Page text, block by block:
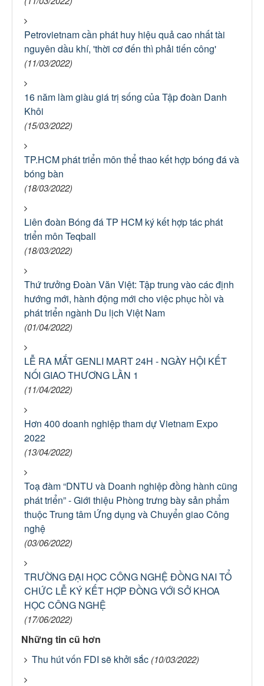
Petrovietnam cần phát huy hiệu quả cao nhất tài
nguyên dầu khí, 'thời cơ đến thì phải tiến công'
(11/03/2022)
16 năm làm giàu giá trị sống của Tập đoàn Danh
Khôi
(15/03/2022)
TP.HCM phát triển môn thể thao kết hợp bóng đá và
bóng bàn
(18/03/2022)
Liên đoàn Bóng đá TP HCM ký kết hợp tác phát
triển môn Teqball
(18/03/2022)
Thứ trưởng Đoàn Văn Việt: Tập trung vào các định
hướng mới, hành động mới cho việc phục hồi và
phát triển ngành Du lịch Việt Nam
(01/04/2022)
LỄ RA MẮT GENLI MART 24H - NGÀY HỘI KẾT
NỐI GIAO THƯƠNG LẦN 1
(11/04/2022)
Hơn 400 doanh nghiệp tham dự Vietnam Expo
2022
(13/04/2022)
Toạ đàm “DNTU và Doanh nghiệp đồng hành cũng
phát triển” - Giới thiệu Phòng trưng bày sản phẩm
thuộc Trung tâm Ứng dụng và Chuyển giao Công
nghệ
(03/06/2022)
TRƯỜNG ĐẠI HỌC CÔNG NGHỆ ĐỒNG NAI TỔ
CHỨC LỄ KÝ KẾT HỢP ĐỒNG VỚI SỞ KHOA
HỌC CÔNG NGHỆ
(17/06/2022)
Những tin cũ hơn
Thu hút vốn FDI sẽ khởi sắc (10/03/2022)